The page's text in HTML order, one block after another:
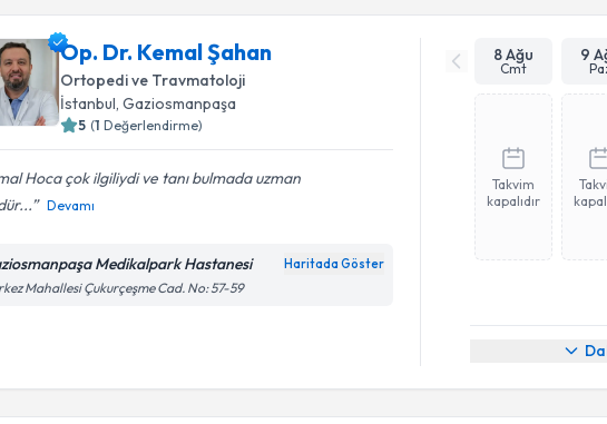
Op. Dr. Kemal Şahan
Ortopedi ve Travmatoloji
İstanbul , Gaziosmanpaşa
5 (1 Değerlendirme)
Hoca çok ilgiliydi ve tanı bulmada uzman
Devamı
Medikalpark Hastanesi Haritada Göster
Mahallesi Çukurçeşme Cad. No: 57-59
8 Ağu
Cmt
9
Takvim
kapalıdır
Randevu Takvimi